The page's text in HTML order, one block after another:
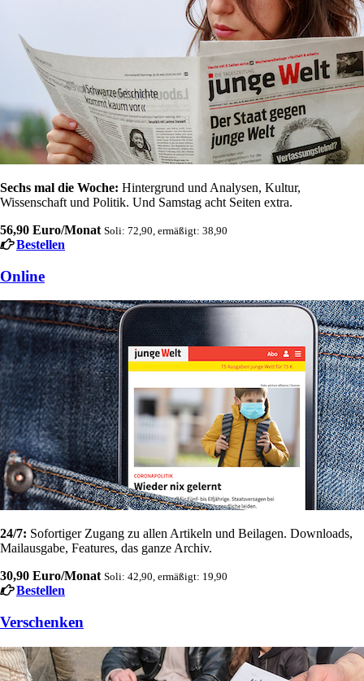
Sechs mal die Woche: Hintergrund und Analysen, Kultur,
Wissenschaft und Politik. Und Samstag acht Seiten extra.
56,90 Euro/Monat Soli: 72,90, ermäßigt: 38,90
Bestellen
Online
24/7: Sofortiger Zugang zu allen Artikeln und Beilagen. Downloads,
Mailausgabe, Features, das ganze Archiv.
30,90 Euro/Monat Soli: 42,90, ermäßigt: 19,90
Bestellen
Verschenken